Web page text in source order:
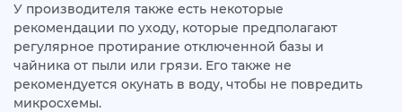
У производителя также есть некоторые
рекомендации по уходу, которые предполагают
регулярное протирание отключенной базы и
чайника от пыли или грязи. Его также не
рекомендуется окунать в воду, чтобы не повредить
микросхемы.